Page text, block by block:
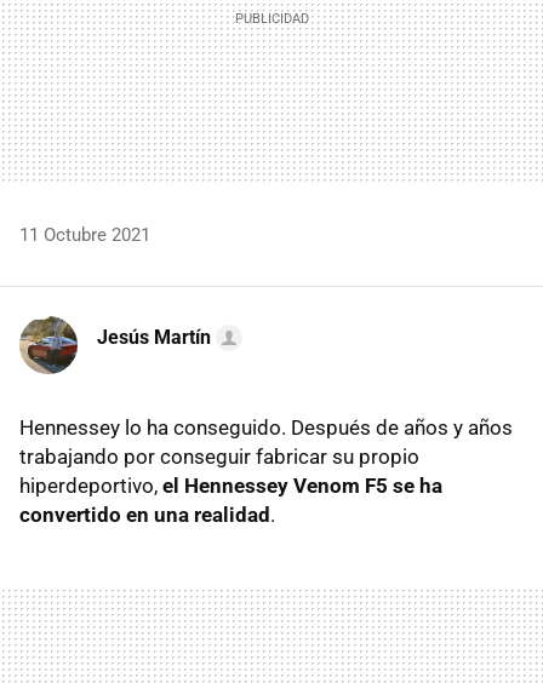
11 Octubre 2021
Jesús Martín
Hennessey lo ha conseguido. Después de años y años
trabajando por conseguir fabricar su propio
hiperdeportivo, el Hennessey Venom F5 se ha
convertido en una realidad.